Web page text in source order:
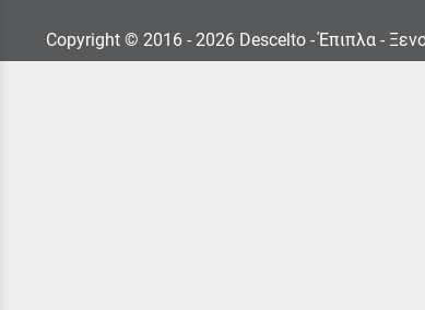
Copyright © 2016 - 2026 Descelto - Έπιπλα -